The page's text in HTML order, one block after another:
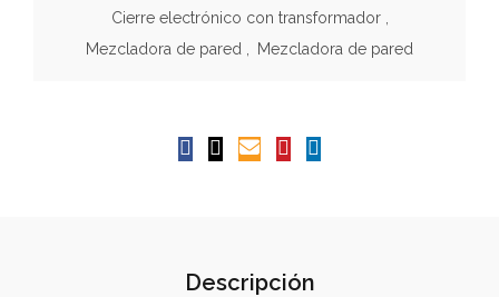
Cierre electrónico con transformador
Mezcladora de pared
Mezcladora de pared
Descripción